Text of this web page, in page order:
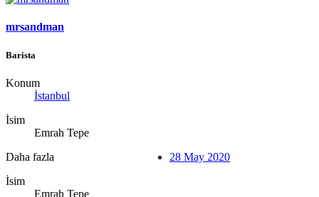
mrsandman
Barista
Konum
İstanbul
İsim
Emrah Tepe
Daha fazla
İsim
Emrah Tepe
28 May 2020